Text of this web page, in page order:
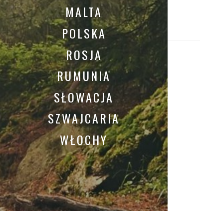
MALTA
POLSKA
ROSJA
RUMUNIA
SŁOWACJA
SZWAJCARIA
WŁOCHY